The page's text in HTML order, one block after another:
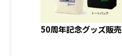
50周年記念グッズ販売